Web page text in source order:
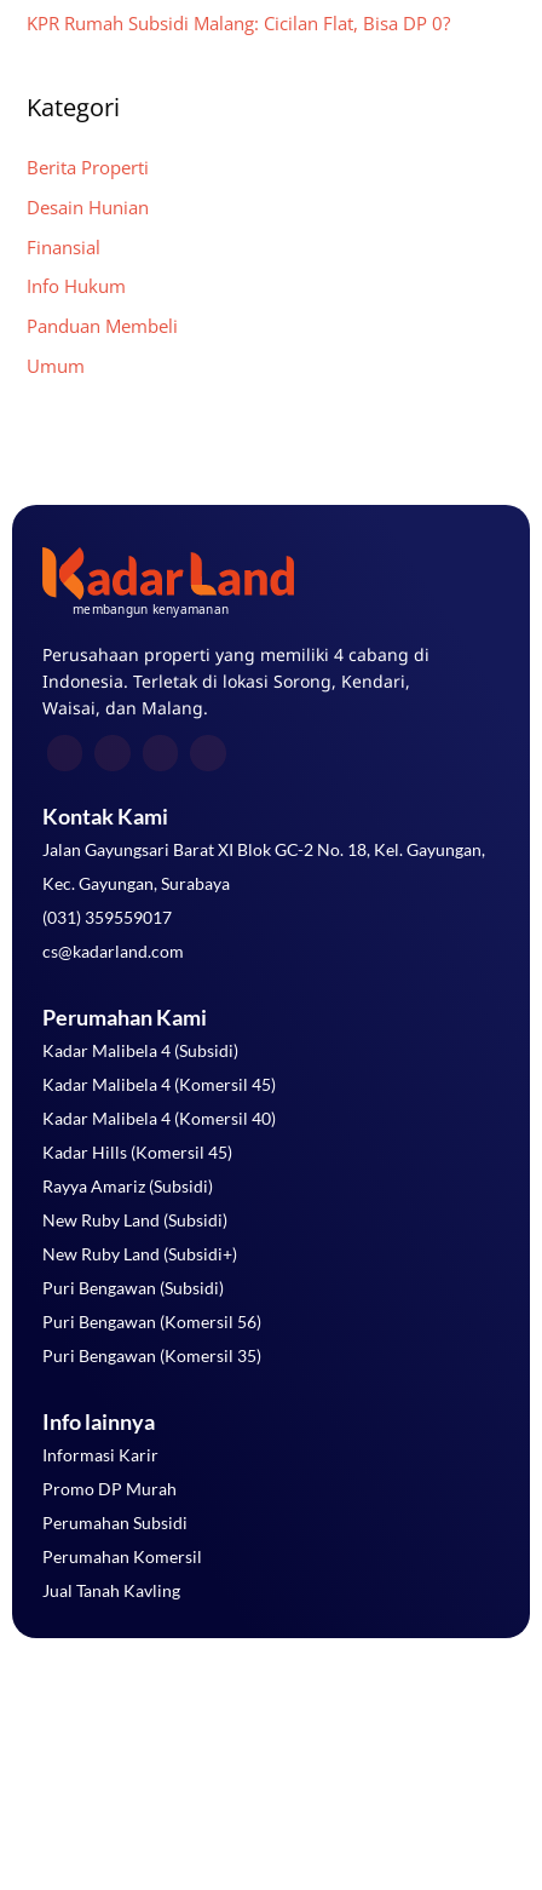
KPR Rumah Subsidi Malang: Cicilan Flat, Bisa DP 0?
Kategori
Berita Properti
Desain Hunian
Finansial
Info Hukum
Panduan Membeli
Umum
Perusahaan properti yang memiliki 4 cabang di
Indonesia. Terletak di lokasi Sorong, Kendari,
Waisai, dan Malang.
Kontak Kami
Jalan Gayungsari Barat XI Blok GC-2 No. 18, Kel. Gayungan,
Kec. Gayungan, Surabaya
(031) 359559017
cs@kadarland.com
Perumahan Kami
Kadar Malibela 4 (Subsidi)
Kadar Malibela 4 (Komersil 45)
Kadar Malibela 4 (Komersil 40)
Kadar Hills (Komersil 45)
Rayya Amariz (Subsidi)
New Ruby Land (Subsidi)
New Ruby Land (Subsidi+)
Puri Bengawan (Subsidi)
Puri Bengawan (Komersil 56)
Puri Bengawan (Komersil 35)
Info lainnya
Informasi Karir
Promo DP Murah
Perumahan Subsidi
Perumahan Komersil
Jual Tanah Kavling